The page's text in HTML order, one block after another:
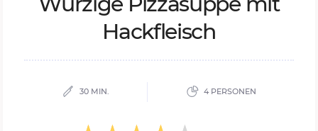
Hack­fleisch
30 MIN. 4 PERSONEN